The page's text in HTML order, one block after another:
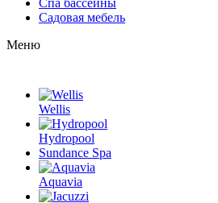
Спа бассейны
Садовая мебель
Меню
Wellis
Hydropool
Sundance Spa
Aquavia